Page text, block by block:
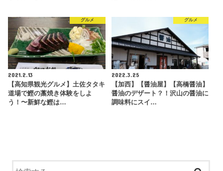
グルメ
2021.2.13
【高知県観光グルメ】土佐タタキ
道場で鰹の藁焼き体験をしよ
う！〜新鮮な鰹は…
グルメ
2022.3.25
【加西】【醤油屋】【高橋醤油】
醤油のデザート？！沢山の醤油に
調味料にスイ…